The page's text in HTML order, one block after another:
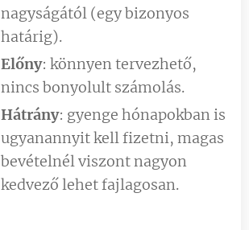
nagyságától (egy bizonyos
határig).
Előny: könnyen tervezhető,
nincs bonyolult számolás.
Hátrány: gyenge hónapokban is
ugyanannyit kell fizetni, magas
bevételnél viszont nagyon
kedvező lehet fajlagosan.